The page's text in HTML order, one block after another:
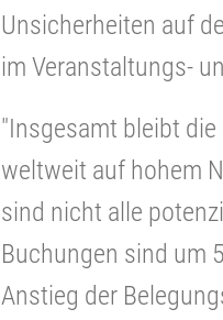
Unsicherheiten auf
im Veranstaltungs-
"Insgesamt bleibt
weltweit auf hohem
sind nicht alle
Buchungen sind um
Anstieg der